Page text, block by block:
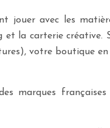
jouer avec les
la carterie créative.
votre boutique
marques